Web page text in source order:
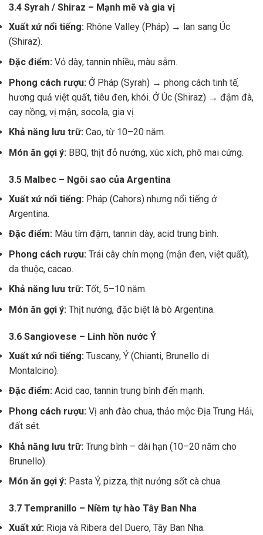
3.4 Syrah / Shiraz – Mạnh mẽ và gia vị
Xuất xứ nổi tiếng: Rhône Valley (Pháp) → lan sang Úc
(Shiraz).
Đặc điểm: Vỏ dày, tannin nhiều, màu sẫm.
Phong cách rượu: Ở Pháp (Syrah) → phong cách tinh tế,
hương quả việt quất, tiêu đen, khói. Ở Úc (Shiraz) → đậm đà,
cay nồng, vị mận, socola, gia vị.
Khả năng lưu trữ: Cao, từ 10–20 năm.
Món ăn gợi ý: BBQ, thịt đỏ nướng, xúc xích, phô mai cứng.
3.5 Malbec – Ngôi sao của Argentina
Xuất xứ nổi tiếng: Pháp (Cahors) nhưng nổi tiếng ở
Argentina.
Đặc điểm: Màu tím đậm, tannin dày, acid trung bình.
Phong cách rượu: Trái cây chín mọng (mận đen, việt quất),
da thuộc, cacao.
Khả năng lưu trữ: Tốt, 5–10 năm.
Món ăn gợi ý: Thịt nướng, đặc biệt là bò Argentina.
3.6 Sangiovese – Linh hồn nước Ý
Xuất xứ nổi tiếng: Tuscany, Ý (Chianti, Brunello di
Montalcino).
Đặc điểm: Acid cao, tannin trung bình đến mạnh.
Phong cách rượu: Vị anh đào chua, thảo mộc Địa Trung Hải,
đất sét.
Khả năng lưu trữ: Trung bình – dài hạn (10–20 năm cho
Brunello).
Món ăn gợi ý: Pasta Ý, pizza, thịt nướng sốt cà chua.
3.7 Tempranillo – Niềm tự hào Tây Ban Nha
Xuất xứ: Rioja và Ribera del Duero, Tây Ban Nha.